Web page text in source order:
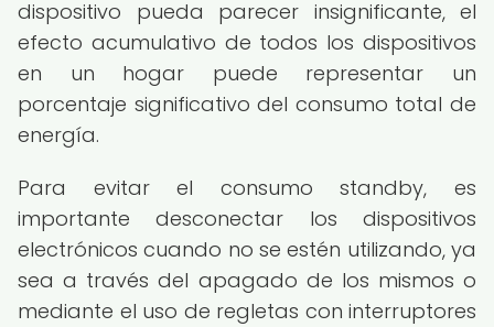
dispositivo pueda parecer insignificante, el
efecto acumulativo de todos los dispositivos
en un hogar puede representar un
porcentaje significativo del consumo total de
energía.
Para evitar el consumo standby, es
importante desconectar los dispositivos
electrónicos cuando no se estén utilizando, ya
sea a través del apagado de los mismos o
mediante el uso de regletas con interruptores